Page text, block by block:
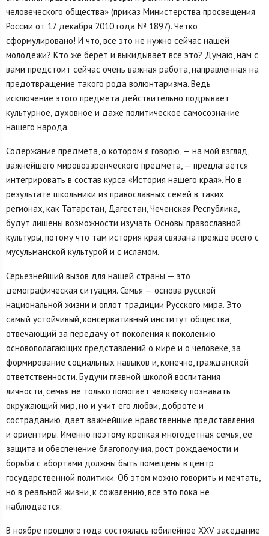
человеческого общества» (приказ Министерства просвещения
России от 17 декабря 2010 года № 1897). Четко
сформулировано! И что, все это не нужно сейчас нашей
молодежи? Кто же берет и выкидывает все это? Думаю, нам с
вами предстоит сейчас очень важная работа, направленная на
предотвращение такого рода волюнтаризма. Ведь
исключение этого предмета действительно подрывает
культурное, духовное и даже политическое самосознание
нашего народа.
Содержание предмета, о котором я говорю, — на мой взгляд,
важнейшего мировоззренческого предмета, — предлагается
интегрировать в состав курса «История нашего края». Но в
результате школьники из православных семей в таких
регионах, как Татарстан, Дагестан, Чеченская Республика,
будут лишены возможности изучать Основы православной
культуры, потому что там история края связана прежде всего с
мусульманской культурой и с исламом.
Серьезнейший вызов для нашей страны — это
демографическая ситуация. Семья — основа русской
национальной жизни и оплот традиции Русского мира. Это
самый устойчивый, консервативный институт общества,
отвечающий за передачу от поколения к поколению
основополагающих представлений о мире и о человеке, за
формирование социальных навыков и, конечно, гражданской
ответственности. Будучи главной школой воспитания
личности, семья не только помогает человеку познавать
окружающий мир, но и учит его любви, доброте и
состраданию, дает важнейшие нравственные представления
и ориентиры. Именно поэтому крепкая многодетная семья, ее
защита и обеспечение благополучия, рост рождаемости и
борьба с абортами должны быть помещены в центр
государственной политики. Об этом можно говорить и мечтать,
но в реальной жизни, к сожалению, все это пока не
наблюдается.
В ноябре прошлого года состоялась юбилейное XXV заседание